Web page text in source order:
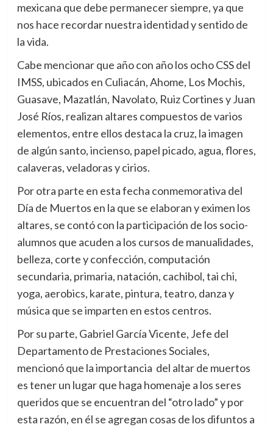
mexicana que debe permanecer siempre, ya que
nos hace recordar nuestra identidad y sentido de
la vida.
Cabe mencionar que año con año los ocho CSS del
IMSS, ubicados en Culiacán, Ahome, Los Mochis,
Guasave, Mazatlán, Navolato, Ruiz Cortines y Juan
José Ríos, realizan altares compuestos de varios
elementos, entre ellos destaca la cruz, la imagen
de algún santo, incienso, papel picado, agua, flores,
calaveras, veladoras y cirios.
Por otra parte en esta fecha conmemorativa del
Día de Muertos en la que se elaboran y eximen los
altares, se contó con la participación de los socio-
alumnos que acuden a los cursos de manualidades,
belleza, corte y confección, computación
secundaria, primaria, natación, cachibol, tai chi,
yoga, aerobics, karate, pintura, teatro, danza y
música que se imparten en estos centros.
Por su parte, Gabriel García Vicente, Jefe del
Departamento de Prestaciones Sociales,
mencionó que la importancia del altar de muertos
es tener un lugar que haga homenaje a los seres
queridos que se encuentran del “otro lado” y por
esta razón, en él se agregan cosas de los difuntos a